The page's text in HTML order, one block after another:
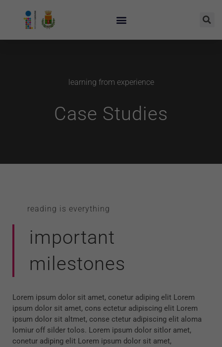
learning from experience
Case Studies
reading is everything
important
milestones
Lorem ipsum dolor sit amet, conetur adiping elit Lorem
ipsum dolor sit amet, cons ectetur adipiscing elit Lorem
ipsum dolor sit altmet, conse ctetur adipiscing elit aloma
lomiur off silder tolos. Lorem ipsum dolor sitlor amet,
conetur adiping elit Lorem ipsum dolor sit amet,